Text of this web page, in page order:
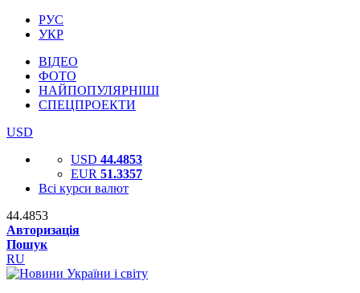
РУС
УКР
ВІДЕО
ФОТО
НАЙПОПУЛЯРНІШІ
СПЕЦПРОЕКТИ
USD
USD 44.4853
EUR 51.3357
Всі курси валют
44.4853
Авторизація
Пошук
RU